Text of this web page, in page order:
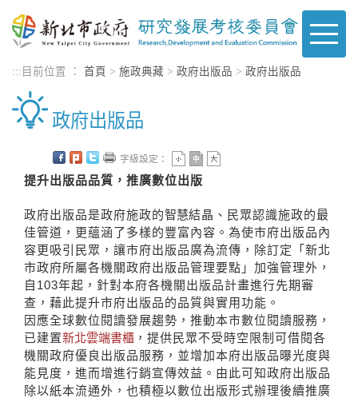
Toggle
::: 目前位置 ： 首頁 > 施政典藏 > 政府出版品 > 政府出版品
政府出版品
字級設定：
提升出版品品質，推廣數位出版
政府出版品是政府施政的智慧結晶、民眾認識施政的最
佳管道，更蘊涵了多樣的豐富內容。為使市府出版品內
容更吸引民眾，讓市府出版品廣為流傳，除訂定「新北
市政府所屬各機關政府出版品管理要點」加強管理外，
自103年起，針對本府各機關出版品計畫進行先期審
查，藉此提升市府出版品的品質與實用功能。
因應全球數位閱讀發展趨勢，推動本市數位閱讀服務，
已建置新北雲端書櫃 ，提供民眾不受時空限制可借閱各
機關政府優良出版品服務，並增加本府出版品曝光度與
能見度，進而增進行銷宣傳效益。由此可知政府出版品
除以紙本流通外，也積極以數位出版形式辦理後續推廣